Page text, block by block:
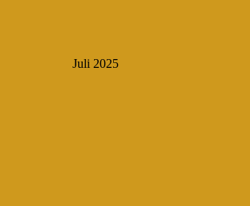
Juli 2025